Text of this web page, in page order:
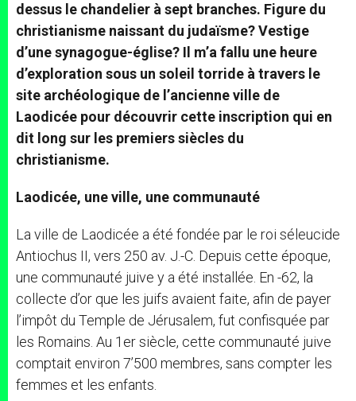
dessus le chandelier à sept branches. Figure du
christianisme naissant du judaïsme? Vestige
d’une synagogue-église? Il m’a fallu une heure
d’exploration sous un soleil torride à travers le
site archéologique de l’ancienne ville de
Laodicée pour découvrir cette inscription qui en
dit long sur les premiers siècles du
christianisme.
Laodicée, une ville, une communauté
La ville de Laodicée a été fondée par le roi séleucide
Antiochus II, vers 250 av. J.-C. Depuis cette époque,
une communauté juive y a été installée. En -62, la
collecte d’or que les juifs avaient faite, afin de payer
l’impôt du Temple de Jérusalem, fut confisquée par
les Romains. Au 1er siècle, cette communauté juive
comptait environ 7’500 membres, sans compter les
femmes et les enfants.